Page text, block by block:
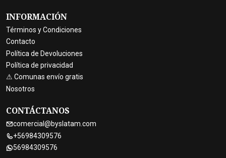
INFORMACIÓN
Términos y Condiciones
Contacto
Política de Devoluciones
Política de privacidad
⚠ Comunas envío gratis
Nosotros
CONTÁCTANOS
comercial@byslatam.com
+56984309576
56984309576